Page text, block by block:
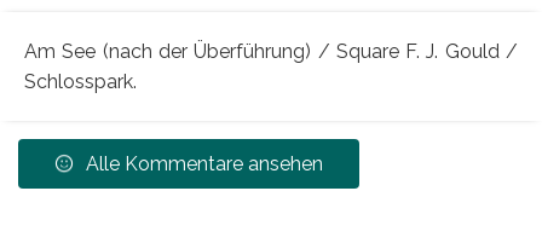
Am See (nach der Überführung) / Square F. J. Gould /
Schlosspark.
Alle Kommentare ansehen